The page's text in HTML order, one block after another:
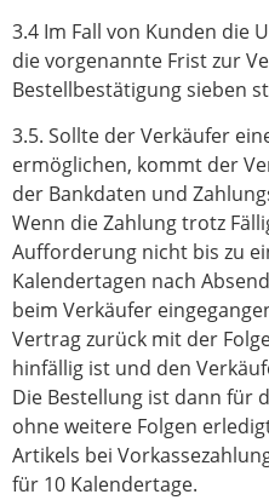
3.4 Im Fall von Kunden die
die vorgenannte Frist zur
Bestellbestätigung sieben
3.5. Sollte der Verkäufer
ermöglichen, kommt der
der Bankdaten und
Wenn die Zahlung trotz
Aufforderung nicht bis zu
Kalendertagen nach
beim Verkäufer
Vertrag zurück mit der
hinfällig ist und den
Die Bestellung ist dann für
ohne weitere Folgen
Artikels bei
für 10 Kalendertage.